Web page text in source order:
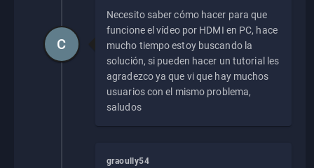
Necesito saber cómo hacer para que
funcione el vídeo por HDMI en PC, hace
mucho tiempo estoy buscando la
solución, si pueden hacer un tutorial les
agradezco ya que vi que hay muchos
usuarios con el mismo problema,
saludos
C
graoully54